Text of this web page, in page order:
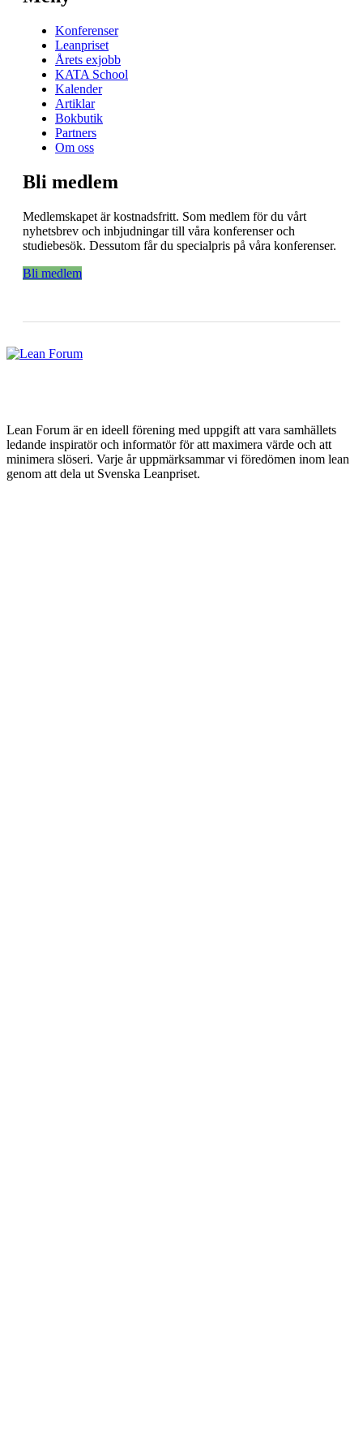
Konferenser
Leanpriset
Årets exjobb
KATA School
Kalender
Artiklar
Bokbutik
Partners
Om oss
Bli medlem
Medlemskapet är kostnadsfritt. Som medlem för du vårt
nyhetsbrev och inbjudningar till våra konferenser och
studiebesök. Dessutom får du specialpris på våra konferenser.
Bli medlem
Lean Forum är en ideell förening med uppgift att vara samhällets
ledande inspiratör och informatör för att maximera värde och att
minimera slöseri. Varje år uppmärksammar vi föredömen inom lean
genom att dela ut Svenska Leanpriset.